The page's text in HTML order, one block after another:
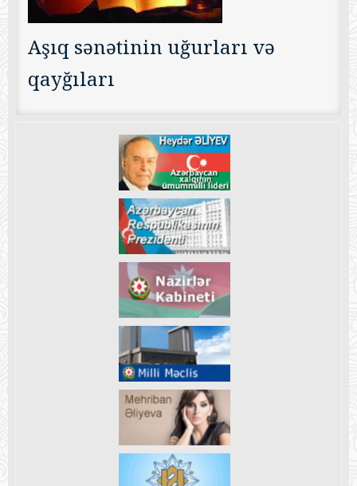
Aşıq sənətinin uğurları və
qayğıları